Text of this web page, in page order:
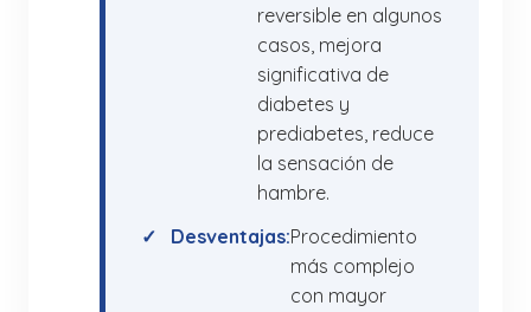
reversible en algunos
casos, mejora
significativa de
diabetes y
prediabetes, reduce
la sensación de
hambre.
Desventajas:Procedimiento
más complejo
con mayor